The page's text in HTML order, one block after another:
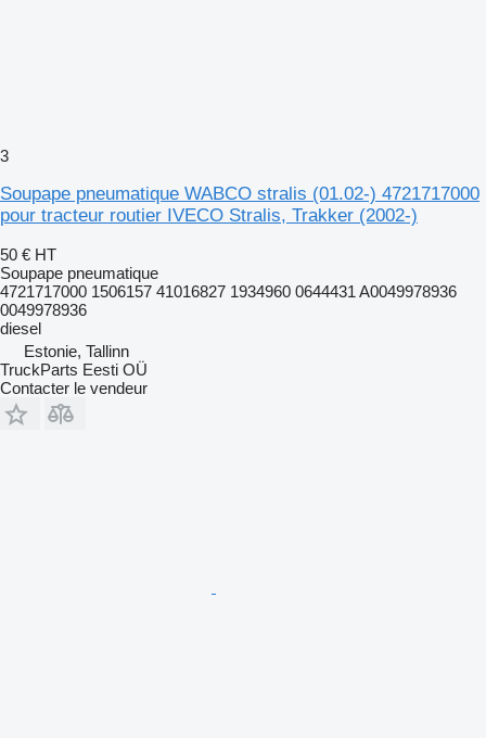
3
Soupape pneumatique WABCO stralis (01.02-) 4721717000
pour tracteur routier IVECO Stralis, Trakker (2002-)
50 € HT
Soupape pneumatique
4721717000 1506157 41016827 1934960 0644431 A0049978936
0049978936
diesel
Estonie, Tallinn
TruckParts Eesti OÜ
Contacter le vendeur